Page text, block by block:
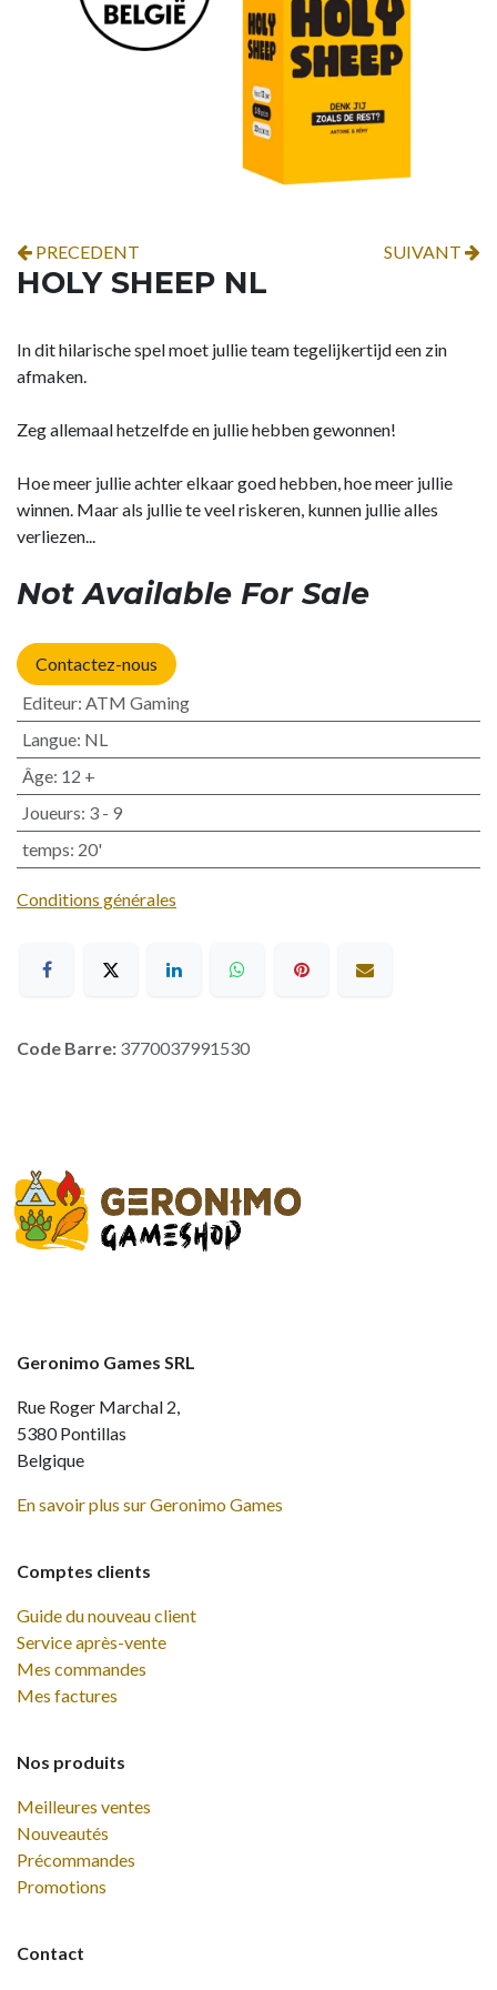
PRECEDENT SUIVANT
HOLY SHEEP NL
In dit hilarische spel moet jullie team tegelijkertijd een zin
afmaken.
Zeg allemaal hetzelfde en jullie hebben gewonnen!
Hoe meer jullie achter elkaar goed hebben, hoe meer jullie
winnen. Maar als jullie te veel riskeren, kunnen jullie alles
verliezen...
Not Available For Sale
Contactez-nous
Editeur: ATM Gaming
Langue: NL
Âge: 12 +
Joueurs: 3 - 9
temps: 20'
Conditions générales
Code Barre: 3770037991530
Comptes clients
Guide du nouveau client
Service après-vente
Mes commandes
Mes factures
Nos produits
Meilleures ventes
Nouveautés
Précommandes
Promotions
Contact
Geronimo Games SRL
Rue Roger Marchal 2,
5380 Pontillas
Belgique
En savoir plus sur Geronimo Games